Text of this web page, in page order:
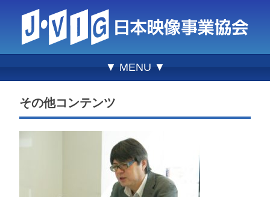
▼ MENU ▼
その他コンテンツ